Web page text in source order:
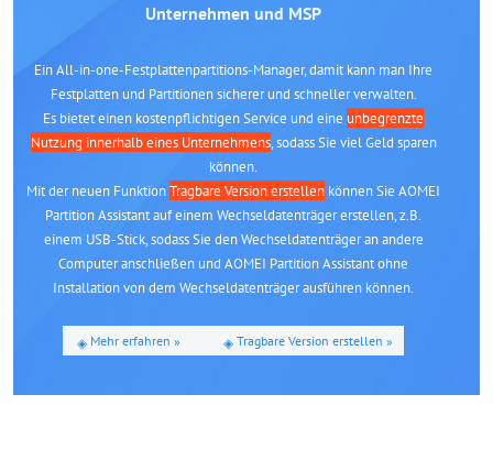
Unternehmen und MSP
Ein All-in-one-Festplattenpartitions-Manager, damit kann man Ihre
Festplatten und Partitionen sicherer und schneller verwalten.
Es bietet einen kostenpflichtigen Service und eine unbegrenzte
Nutzung innerhalb eines Unternehmens, sodass Sie viel Geld sparen
können.
Mit der neuen FunktionTragbare Version erstellen können Sie AOMEI
Partition Assistant auf einem Wechseldatenträger erstellen, z.B.
einem USB-Stick, sodass Sie den Wechseldatenträger an andere
Computer anschließen und AOMEI Partition Assistant ohne
Installation von dem Wechseldatenträger ausführen können.
Mehr erfahren » Tragbare Version erstellen »